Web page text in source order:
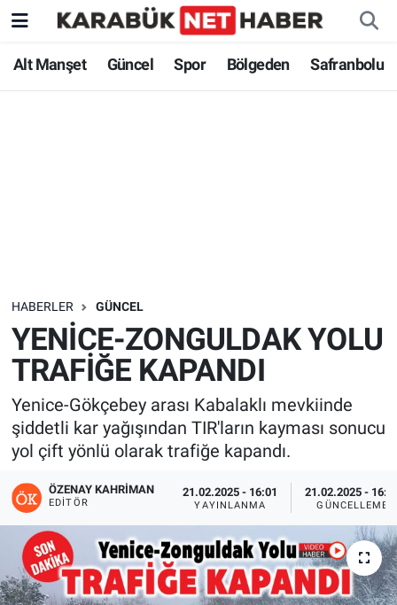
Alt Manşet Güncel Spor Bölgeden Safranbolu
HABERLER GÜNCEL
YENİCE-ZONGULDAK YOLU
TRAFİĞE KAPANDI
Yenice-Gökçebey arası Kabalaklı mevkiinde
şiddetli kar yağışından TIR'ların kayması sonucu
yol çift yönlü olarak trafiğe kapandı.
ÖZENAY KAHRIMAN
EDITÖR
21.02.2025 - 16:01
YAYINLANMA
21.02.2025 -
GÜNCELLEME